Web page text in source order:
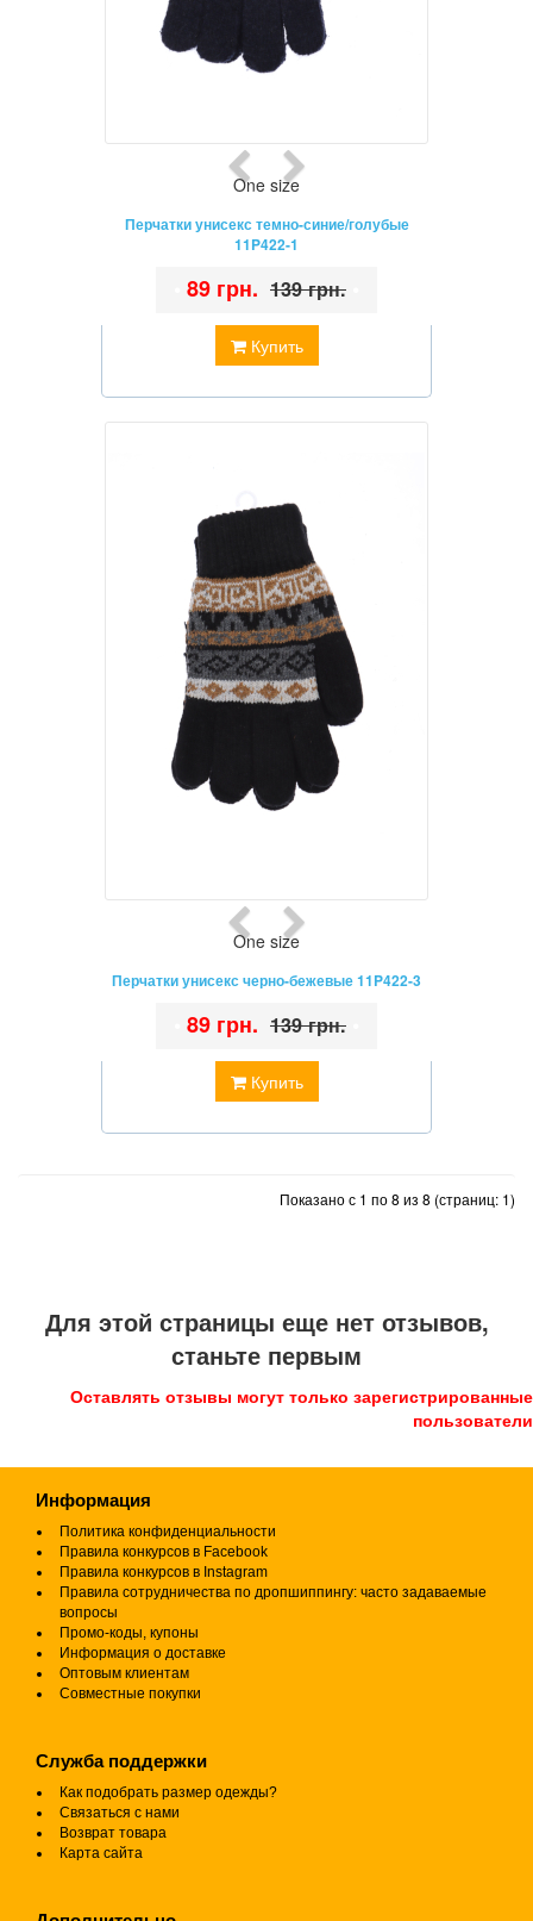
One size
Перчатки унисекс темно-синие/голубые
11P422-1
Купить
89 грн. 139 грн.
One size
Перчатки унисекс черно-бежевые 11P422-3
Купить
89 грн. 139 грн.
Показано с 1 по 8 из 8 (страниц: 1)
Для этой страницы еще нет отзывов,
станьте первым
Оставлять отзывы могут только зарегистрированные
пользователи
Информация
Политика конфиденциальности
Правила конкурсов в Facebook
Правила конкурсов в Instagram
Правила сотрудничества по дропшиппингу: часто задаваемые
вопросы
Промо-коды, купоны
Информация о доставке
Оптовым клиентам
Совместные покупки
Служба поддержки
Как подобрать размер одежды?
Связаться с нами
Возврат товара
Карта сайта